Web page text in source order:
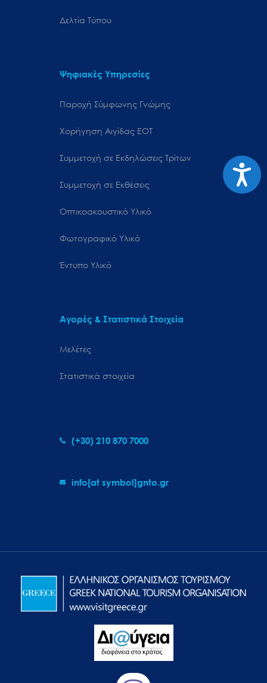
Δελτία Τύπου
Ψηφιακές Υπηρεσίες
Παροχή Σύμφωνης Γνώμης
Χορήγηση Αιγίδας ΕΟΤ
Συμμετοχή σε Εκδηλώσεις Τρίτων
Συμμετοχή σε Εκθέσεις
Οπτικοακουστικό Υλικό
Φωτογραφικό Υλικό
Έντυπο Υλικό
Αγορές & Στατιστικά Στοιχεία
Μελέτες
Στατιστικά στοιχεία
(+30) 210 870 7000
info[at symbol]gnto.gr